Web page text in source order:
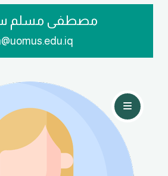
مصطفى مسلم